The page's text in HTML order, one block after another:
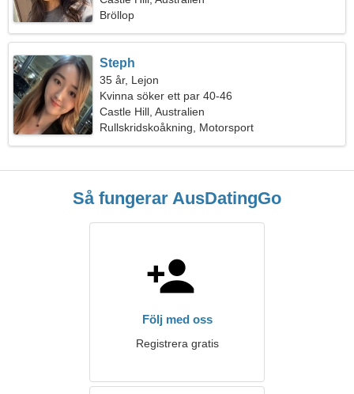
Bröllop
Steph
35 år, Lejon
Kvinna söker ett par 40-46
Castle Hill, Australien
Rullskridskoåkning, Motorsport
Så fungerar AusDatingGo
Följ med oss
Registrera gratis